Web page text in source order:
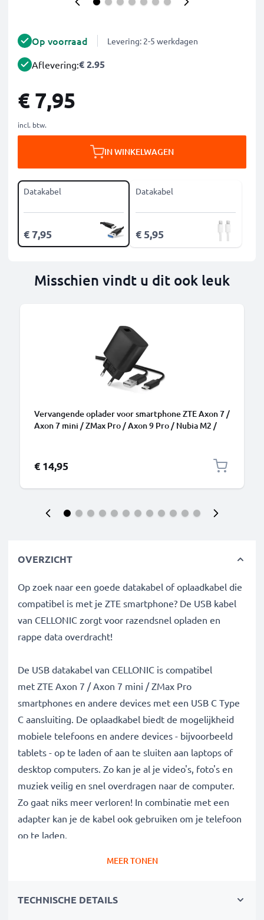
Op voorraad Levering: 2-5 werkdagen
Aflevering:€ 2.95
€ 7,95
incl. btw.
IN WINKELWAGEN
Datakabel
€ 7,95
Datakabel
€ 5,95
Misschien vindt u dit ook leuk
Vervangende oplader voor smartphone ZTE Axon 7 /
Axon 7 mini / ZMax Pro / Axon 9 Pro / Nubia M2 /
€ 14,95
OVERZICHT
Op zoek naar een goede datakabel of oplaadkabel die
compatibel is met je ZTE smartphone? De USB kabel
van CELLONIC zorgt voor razendsnel opladen en
rappe data overdracht!
De USB datakabel van CELLONIC is compatibel
met ZTE Axon 7 / Axon 7 mini / ZMax Pro
smartphones en andere devices met een USB C Type
C aansluiting. De oplaadkabel biedt de mogelijkheid
mobiele telefoons en andere devices - bijvoorbeeld
tablets - op te laden of aan te sluiten aan laptops of
desktop computers. Zo kan je al je video's, foto's en
muziek veilig en snel overdragen naar de computer.
Zo gaat niks meer verloren! In combinatie met een
adapter kan je de kabel ook gebruiken om je telefoon
op te laden.
✔ Gegevensoverdracht in de kortste tijd -
MEER TONEN
TECHNISCHE DETAILS